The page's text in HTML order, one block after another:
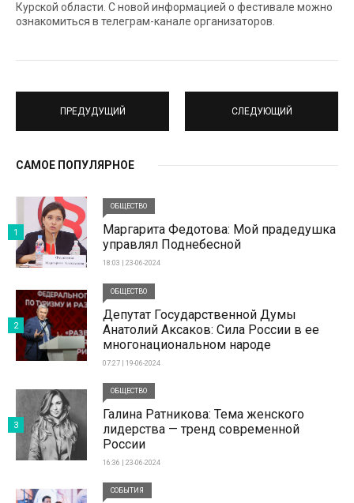
Курской области. С новой информацией о фестивале можно
ознакомиться в телеграм-канале организаторов.
ПРЕДУДУЩИЙ СЛЕДУЮЩИЙ
САМОЕ ПОПУЛЯРНОЕ
ОБЩЕСТВО
Маргарита Федотова: Мой прадедушка
управлял Поднебесной
18:03 | 23-06-2024
1
ОБЩЕСТВО
Депутат Государственной Думы
Анатолий Аксаков: Сила России в ее
многонациональном народе
07:27 | 19-06-2024
2
ОБЩЕСТВО
Галина Ратникова: Тема женского
лидерства — тренд современной
России
16:36 | 23-06-2024
3
СОБЫТИЯ